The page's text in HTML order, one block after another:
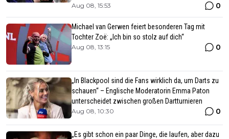
Aug 08, 15:53 0
Michael van Gerwen feiert besonderen Tag mit
Tochter Zoë: „Ich bin so stolz auf dich“
Aug 08, 13:15 0
„In Blackpool sind die Fans wirklich da, um Darts zu
schauen“ – Englische Moderatorin Emma Paton
unterscheidet zwischen großen Dartturnieren
Aug 08, 10:30 0
„Es gibt schon ein paar Dinge, die laufen, aber dazu